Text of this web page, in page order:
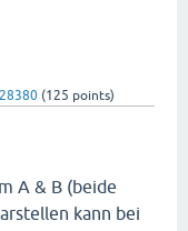
(125 points)
A & B (beide
kann bei